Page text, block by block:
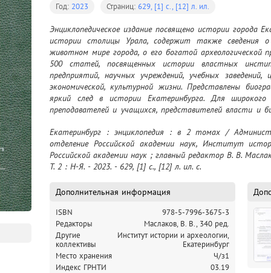
Год: 2023 Страниц: 629, [1] с., [12] л. ил.
Энциклопедическое издание посвящено истории города
истории столицы Урала, содержит также сведения
животном мире города, о его богатой археологической
500 статей, посвященных истории властных
предприятий, научных учреждений, учебных заведений,
экономической, культурной жизни. Представлены
яркий след в истории Екатеринбурга. Для
преподавателей и учащихся, представителей власти и
круга читателей, интересующихся прошлым и
Екатеринбург : энциклопедия : в 2 томах /
отделение Российской академии наук, Институт
Российской академии наук ; главный редактор В. В.
Т. 2 : Н-Я. - 2023. - 629, [1] с., [12] л. ил. c.
Дополнительная информация
ISBN
978-5-7996-3675-3
Редакторы
Маслаков, В. В., 340 ред.
Другие
коллективы
Институт истории и археологии,
Екатеринбург
Место хранения
Ч/з1
Индекс ГРНТИ
03.19